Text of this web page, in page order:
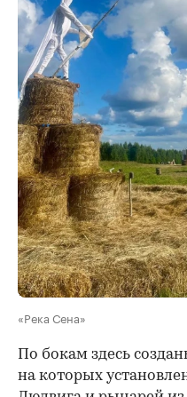
«Река Сена»
По бокам здесь
на которых